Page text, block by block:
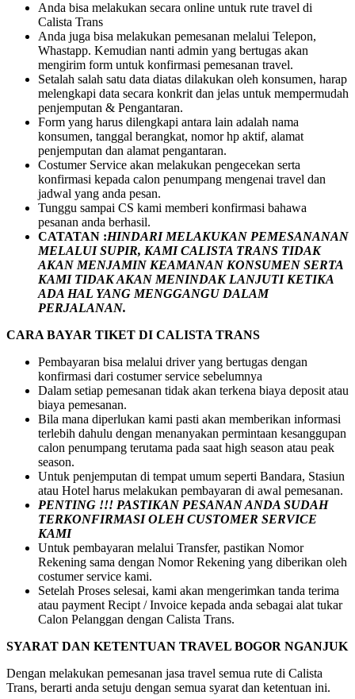
Anda bisa melakukan secara online untuk rute travel di
Calista Trans
Anda juga bisa melakukan pemesanan melalui Telepon,
Whastapp. Kemudian nanti admin yang bertugas akan
mengirim form untuk konfirmasi pemesanan travel.
Setalah salah satu data diatas dilakukan oleh konsumen, harap
melengkapi data secara konkrit dan jelas untuk mempermudah
penjemputan & Pengantaran.
Form yang harus dilengkapi antara lain adalah nama
konsumen, tanggal berangkat, nomor hp aktif, alamat
penjemputan dan alamat pengantaran.
Costumer Service akan melakukan pengecekan serta
konfirmasi kepada calon penumpang mengenai travel dan
jadwal yang anda pesan.
Tunggu sampai CS kami memberi konfirmasi bahawa
pesanan anda berhasil.
CATATAN :HINDARI MELAKUKAN PEMESANANAN
MELALUI SUPIR, KAMICALISTA TRANS TIDAK
AKAN MENJAMIN KEAMANAN KONSUMEN SERTA
KAMI TIDAK AKAN MENINDAK LANJUTI KETIKA
ADA HAL YANG MENGGANGU DALAM
PERJALANAN.
CARA BAYAR TIKET DI CALISTA TRANS
Pembayaran bisa melalui driver yang bertugas dengan
konfirmasi dari costumer service sebelumnya
Dalam setiap pemesanan tidak akan terkena biaya deposit atau
biaya pemesanan.
Bila mana diperlukan kami pasti akan memberikan informasi
terlebih dahulu dengan menanyakan permintaan kesanggupan
calon penumpang terutama pada saat high season atau peak
season.
Untuk penjemputan di tempat umum seperti Bandara, Stasiun
atau Hotel harus melakukan pembayaran di awal pemesanan.
PENTING !!! PASTIKAN PESANAN ANDA SUDAH
TERKONFIRMASI OLEH CUSTOMER SERVICE
KAMI
Untuk pembayaran melalui Transfer, pastikan Nomor
Rekening sama dengan Nomor Rekening yang diberikan oleh
costumer service kami.
Setelah Proses selesai, kami akan mengerimkan tanda terima
atau payment Recipt / Invoice kepada anda sebagai alat tukar
Calon Pelanggan dengan Calista Trans.
SYARAT DAN KETENTUAN TRAVEL BOGOR NGANJUK
Dengan melakukan pemesanan jasa travel semua rute di Calista
Trans, berarti anda setuju dengan semua syarat dan ketentuan ini.